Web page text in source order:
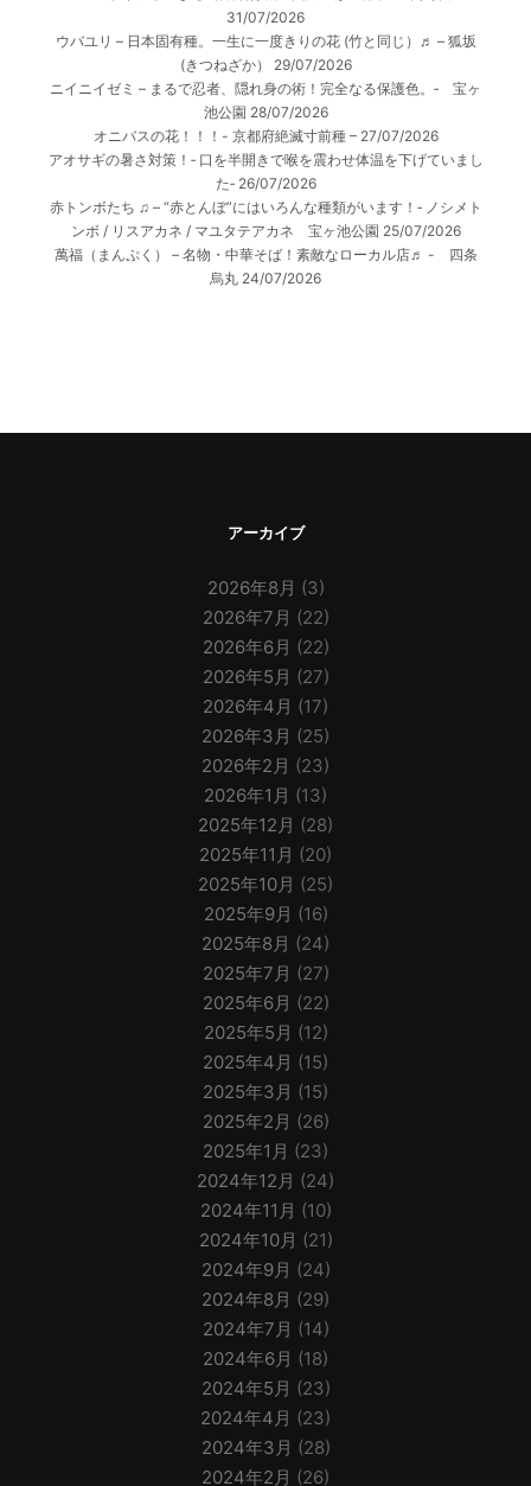
31/07/2026
ウバユリ – 日本固有種。一生に一度きりの花 (竹と同じ）♬ – 狐坂
(きつねざか）
29/07/2026
ニイニイゼミ – まるで忍者、隠れ身の術！完全なる保護色。‐ 宝ヶ
池公園 28/07/2026
オニバスの花！！！- 京都府絶滅寸前種 – 27/07/2026
アオサギの暑さ対策！‐ 口を半開きで喉を震わせ体温を下げていまし
た‐ 26/07/2026
赤トンボたち ♫ – “赤とんぼ”にはいろんな種類がいます！‐ ノシメト
ンボ / リスアカネ / マユタテアカネ 宝ヶ池公園 25/07/2026
萬福（まんぷく） – 名物・中華そば！素敵なローカル店♬ - 四条
烏丸 24/07/2026
アーカイブ
2026年8月 (3)
2026年7月 (22)
2026年6月 (22)
2026年5月 (27)
2026年4月 (17)
2026年3月 (25)
2026年2月 (23)
2026年1月 (13)
2025年12月 (28)
2025年11月 (20)
2025年10月 (25)
2025年9月 (16)
2025年8月 (24)
2025年7月 (27)
2025年6月 (22)
2025年5月 (12)
2025年4月 (15)
2025年3月 (15)
2025年2月 (26)
2025年1月 (23)
2024年12月 (24)
2024年11月 (10)
2024年10月 (21)
2024年9月 (24)
2024年8月 (29)
2024年7月 (14)
2024年6月 (18)
2024年5月 (23)
2024年4月 (23)
2024年3月 (28)
2024年2月 (26)